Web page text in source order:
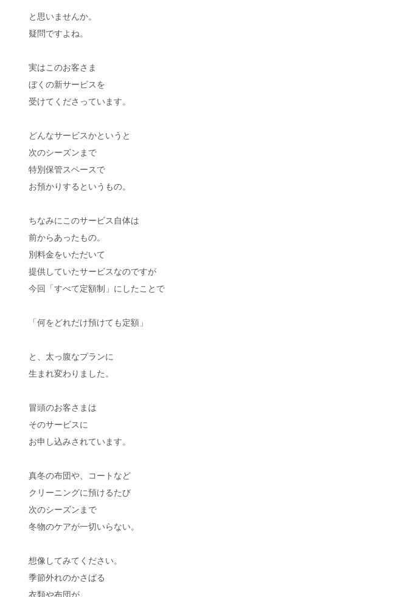
と思いませんか。
疑問ですよね。
実はこのお客さま
ぼくの新サービスを
受けてくださっています。
どんなサービスかというと
次のシーズンまで
特別保管スペースで
お預かりするというもの。
ちなみにこのサービス自体は
前からあったもの。
別料金をいただいて
提供していたサービスなのですが
今回「すべて定額制」にしたことで
「何をどれだけ預けても定額」
と、太っ腹なプランに
生まれ変わりました。
冒頭のお客さまは
そのサービスに
お申し込みされています。
真冬の布団や、コートなど
クリーニングに預けるたび
次のシーズンまで
冬物のケアが一切いらない。
想像してみてください。
季節外れのかさばる
衣類や布団が